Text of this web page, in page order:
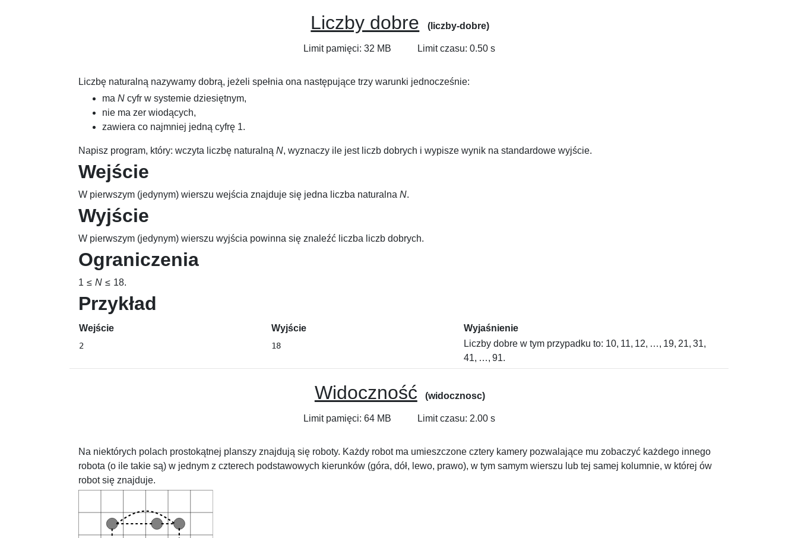
Liczby dobre (liczby-dobre)
Limit pamięci: 32 MB Limit czasu: 0.50 s
Liczbę naturalną nazywamy dobrą, jeżeli spełnia ona następujące trzy warunki jednocześnie:
ma N cyfr w systemie dziesiętnym,
nie ma zer wiodących,
zawiera co najmniej jedną cyfrę 1.
Napisz program, który: wczyta liczbę naturalną N, wyznaczy ile jest liczb dobrych i wypisze wynik na standardowe wyjście.
Wejście
W pierwszym (jedynym) wierszu wejścia znajduje się jedna liczba naturalna N.
Wyjście
W pierwszym (jedynym) wierszu wyjścia powinna się znaleźć liczba liczb dobrych.
Ograniczenia
1 ≤ N ≤ 18.
Przykład
Wejście Wyjście Wyjaśnienie
Liczby dobre w tym przypadku to: 10, 11, 12, …, 19, 21, 31,
41, …, 91.
Widoczność (widocznosc)
Limit pamięci: 64 MB Limit czasu: 2.00 s
Na niektórych polach prostokątnej planszy znajdują się roboty. Każdy robot ma umieszczone cztery kamery pozwalające mu zobaczyć każdego innego
robota (o ile takie są) w jednym z czterech podstawowych kierunków (góra, dół, lewo, prawo), w tym samym wierszu lub tej samej kolumnie, w której ów
robot się znajduje.